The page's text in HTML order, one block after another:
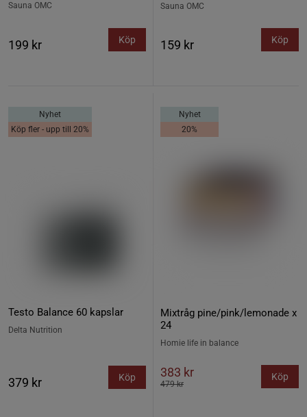
Sauna OMC
199 kr Köp
Sauna OMC
159 kr Köp
Nyhet
Köp fler - upp till 20%
Testo Balance 60 kapslar
Delta Nutrition
379 kr Köp
Nyhet
20%
Mixtråg pine/pink/lemonade x
24
Homie life in balance
383 kr
479 kr
Köp